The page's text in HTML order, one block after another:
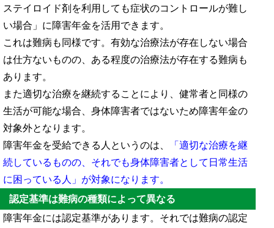
ステイロイド剤を利用しても症状のコントロールが難し
い場合」に障害年金を活用できます。
これは難病も同様です。有効な治療法が存在しない場合
は仕方ないものの、ある程度の治療法が存在する難病も
あります。
また適切な治療を継続することにより、健常者と同様の
生活が可能な場合、身体障害者ではないため障害年金の
対象外となります。
障害年金を受給できる人というのは、
「適切な治療を継
続しているものの、それでも身体障害者として日常生活
に困っている人」が対象になります。
認定基準は難病の種類によって異なる
障害年金には認定基準があります。それでは難病の認定